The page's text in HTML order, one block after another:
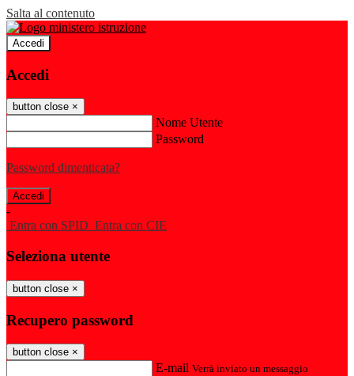
Salta al contenuto
Accedi
Accedi
button close ×
Nome Utente
Password
Password dimenticata?
-
Entra con SPID Entra con CIE
Seleziona utente
button close ×
Recupero password
button close ×
E-mail Verrà inviato un messaggio